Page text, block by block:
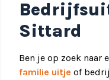
Sittard
Ben je op zoek naar
familie uitje of